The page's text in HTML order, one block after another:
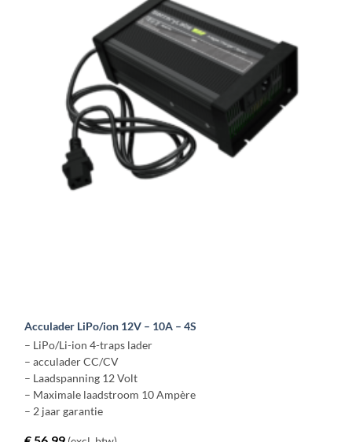
productpagina
Acculader LiPo/ion 12V – 10A – 4S
– LiPo/Li-ion 4-traps lader
– acculader CC/CV
– Laadspanning 12 Volt
– Maximale laadstroom 10 Ampère
– 2 jaar garantie